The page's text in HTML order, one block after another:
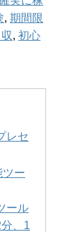
, 期間限
, 初心
レセ
ー
ール
、1